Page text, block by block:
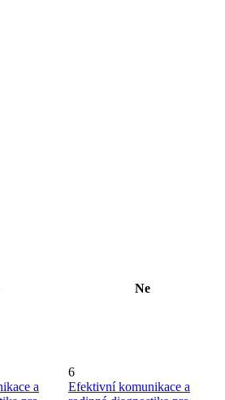
Ne
a
6
Efektivní komunikace a